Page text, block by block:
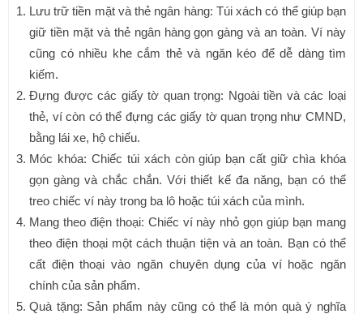
Lưu trữ tiền mặt và thẻ ngân hàng: Túi xách có thể giúp bạn
giữ tiền mặt và thẻ ngân hàng gọn gàng và an toàn. Ví này
cũng có nhiều khe cắm thẻ và ngăn kéo để dễ dàng tìm
kiếm.
Đựng được các giấy tờ quan trọng: Ngoài tiền và các loại
thẻ, ví còn có thể đựng các giấy tờ quan trọng như CMND,
bằng lái xe, hộ chiếu.
Móc khóa: Chiếc túi xách còn giúp bạn cất giữ chìa khóa
gọn gàng và chắc chắn. Với thiết kế đa năng, bạn có thể
treo chiếc ví này trong ba lô hoặc túi xách của mình.
Mang theo điện thoại: Chiếc ví này nhỏ gọn giúp bạn mang
theo điện thoại một cách thuận tiện và an toàn. Bạn có thể
cất điện thoại vào ngăn chuyên dụng của ví hoặc ngăn
chính của sản phẩm.
Quà tặng: Sản phẩm này cũng có thể là món quà ý nghĩa